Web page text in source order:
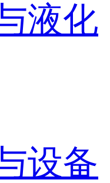
液化
设备